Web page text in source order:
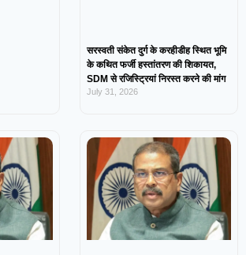
सरस्वती संकेत दुर्ग के करहीडीह स्थित भूमि
के कथित फर्जी हस्तांतरण की शिकायत,
SDM से रजिस्ट्रियां निरस्त करने की मांग
July 31, 2026